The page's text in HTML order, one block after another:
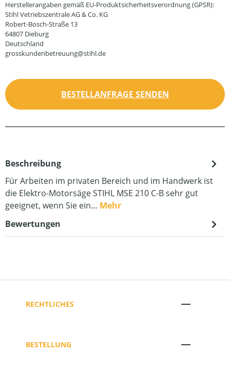
Herstellerangaben gemäß EU-Produktsicherheitsverordnung (GPSR):
Stihl Vetriebszentrale AG & Co. KG
Robert-Bosch-Straße 13
64807 Dieburg
Deutschland
grosskundenbetreuung@stihl.de
BESTELLANFRAGE SENDEN
Beschreibung
Für Arbeiten im privaten Bereich und im Handwerk ist
die Elektro-Motorsäge STIHL MSE 210 C-B sehr gut
geeignet, wenn Sie ein… Mehr
Bewertungen
RECHTLICHES
BESTELLUNG